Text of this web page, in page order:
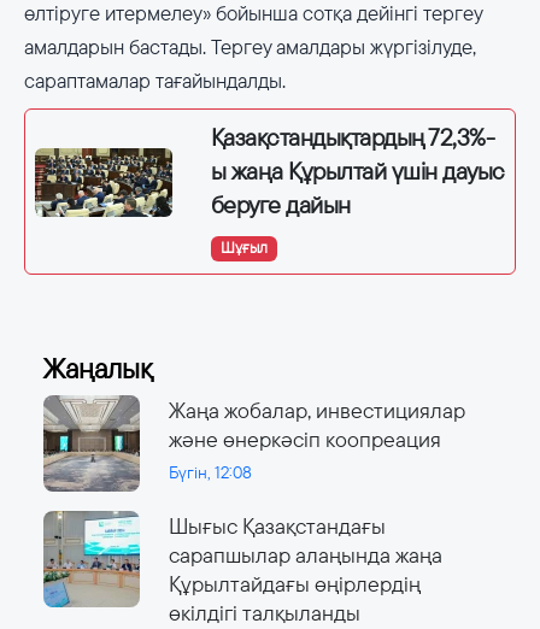
өлтіруге итермелеу» бойынша сотқа дейінгі тергеу
амалдарын бастады. Тергеу амалдары жүргізілуде,
сараптамалар тағайындалды.
Қазақстандықтардың 72,3%-
ы жаңа Құрылтай үшін дауыс
беруге дайын
Шұғыл
Жаңалық
Жаңа жобалар, инвестициялар
және өнеркәсіп коопреация
Бүгін, 12:08
Шығыс Қазақстандағы
сарапшылар алаңында жаңа
Құрылтайдағы өңірлердің
өкілдігі талқыланды